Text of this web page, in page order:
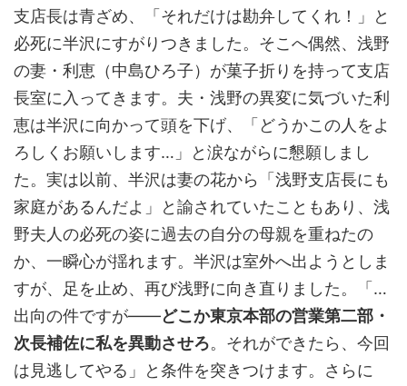
支店長は青ざめ、「それだけは勘弁してくれ！」と
必死に半沢にすがりつきました。そこへ偶然、浅野
の妻・利恵（中島ひろ子）が菓子折りを持って支店
長室に入ってきます。夫・浅野の異変に気づいた利
恵は半沢に向かって頭を下げ、「どうかこの人をよ
ろしくお願いします…」と涙ながらに懇願しまし
た。実は以前、半沢は妻の花から「浅野支店長にも
家庭があるんだよ」と諭されていたこともあり、浅
野夫人の必死の姿に過去の自分の母親を重ねたの
か、一瞬心が揺れます。半沢は室外へ出ようとしま
すが、足を止め、再び浅野に向き直りました。「…
出向の件ですが——どこか東京本部の営業第二部・
次長補佐に私を異動させろ。それができたら、今回
は見逃してやる」と条件を突きつけます。さらに